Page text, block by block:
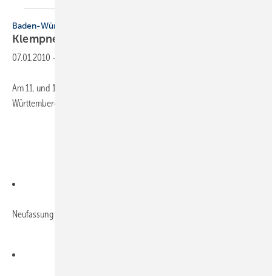
Baden-Württemberg
Klempnertreff
07.01.2010 -
Am 11. und 12. März 2010 findet der 14. Klempnertreff Baden-
Württemberg in Titisee statt. Folgendes Programm ist vorgesehen:
Neufassung der Klempnerfachregeln des ZVSHK